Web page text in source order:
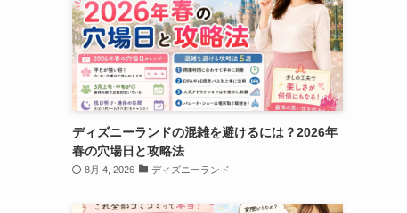
ディズニーランドの混雑を避けるには？2026年
春の穴場日と攻略法
8月 4, 2026 ディズニーランド